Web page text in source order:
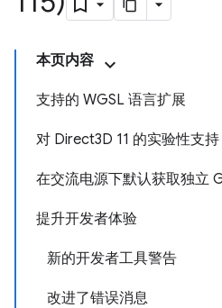
本页内容
支持的 WGSL 语言扩展
对 Direct3D 11 的实验性支持
在交流电源下默认获取独立
提升开发者体验
新的开发者工具警告
改进了错误消息